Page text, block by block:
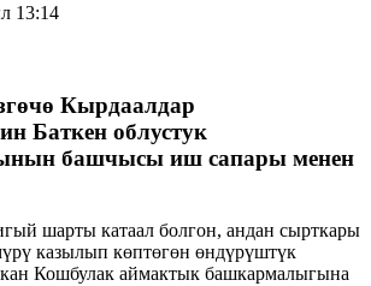
13:14
Кырдаалдар
Баткен облустук
башчысы иш сапары менен
шарты катаал болгон, андан сырткары
казылып көптөгөн өндүрүштүк
Кошбулак аймактык башкармалыгына